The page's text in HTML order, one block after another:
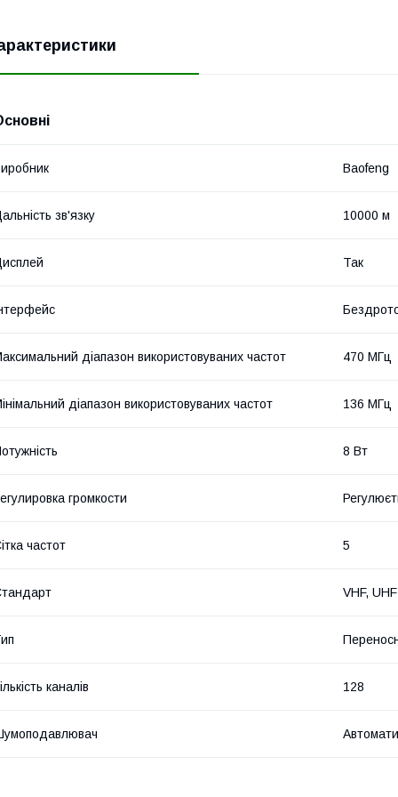
Baofeng
зв'язку 10000 м
Так
діапазон використовуваних частот 470 МГц
діапазон використовуваних частот 136 МГц
8 Вт
громкости
частот 5
VHF, UHF
каналів 128